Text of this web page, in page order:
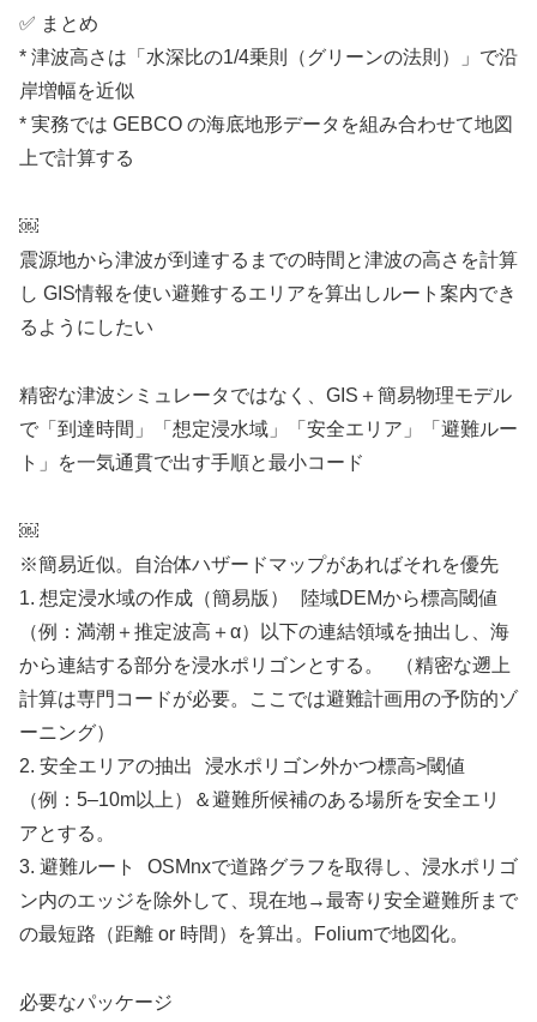
✅ まとめ
* 津波高さは「水深比の1/4乗則（グリーンの法則）」で沿
岸増幅を近似
* 実務では GEBCO の海底地形データを組み合わせて地図
上で計算する
￼
震源地から津波が到達するまでの時間と津波の高さを計算
し GIS情報を使い避難するエリアを算出しルート案内でき
るようにしたい
精密な津波シミュレータではなく、GIS＋簡易物理モデル
で「到達時間」「想定浸水域」「安全エリア」「避難ルー
ト」を一気通貫で出す手順と最小コード
￼
※簡易近似。自治体ハザードマップがあればそれを優先
1. 想定浸水域の作成（簡易版） 陸域DEMから標高閾値
（例：満潮＋推定波高＋α）以下の連結領域を抽出し、海
から連結する部分を浸水ポリゴンとする。 （精密な遡上
計算は専門コードが必要。ここでは避難計画用の予防的ゾ
ーニング）
2. 安全エリアの抽出 浸水ポリゴン外かつ標高>閾値
（例：5–10m以上）＆避難所候補のある場所を安全エリ
アとする。
3. 避難ルート OSMnxで道路グラフを取得し、浸水ポリゴ
ン内のエッジを除外して、現在地→最寄り安全避難所まで
の最短路（距離 or 時間）を算出。Foliumで地図化。
必要なパッケージ